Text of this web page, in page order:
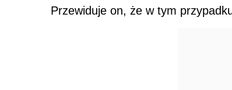
Przewiduje on, że w tym